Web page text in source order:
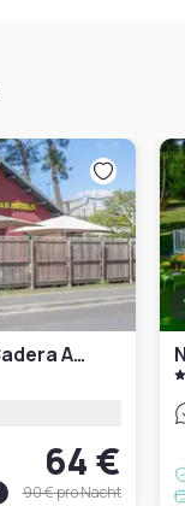
B&B HOTEL Bordeaux Mérignac Cadera Aéroport
64 €
90 €pro Nacht